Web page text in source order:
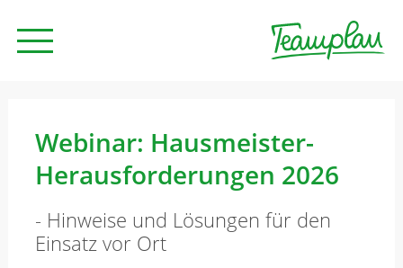
Beratung
Unternehmen
Webinar: Hausmeister-
Herausforderungen 2026
- Hinweise und Lösungen für den
Einsatz vor Ort